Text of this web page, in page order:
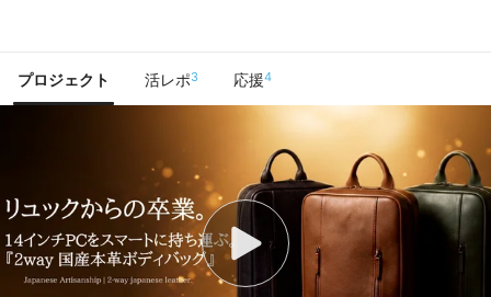
プロジェクト 活レポ3 応援4